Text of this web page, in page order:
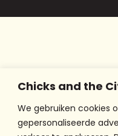
Chicks and the
We gebruiken cookies
gepersonaliseerde